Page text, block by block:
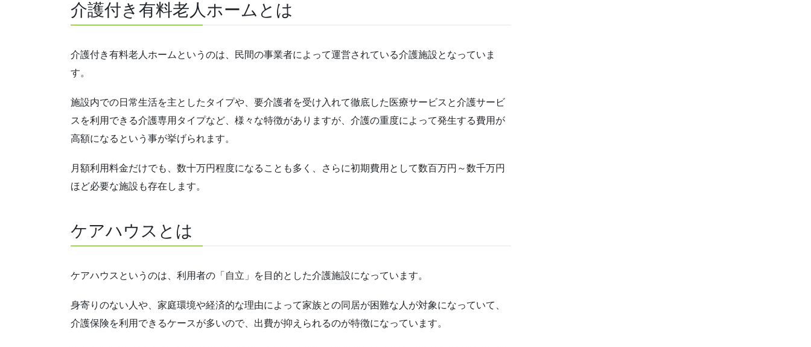
介護付き有料老人ホームとは
介護付き有料老人ホームというのは、民間の事業者によって運営されている介護施設となっていま
す。
施設内での日常生活を主としたタイプや、要介護者を受け入れて徹底した医療サービスと介護サービ
スを利用できる介護専用タイプなど、様々な特徴がありますが、介護の重度によって発生する費用が
高額になるという事が挙げられます。
月額利用料金だけでも、数十万円程度になることも多く、さらに初期費用として数百万円～数千万円
ほど必要な施設も存在します。
ケアハウスとは
ケアハウスというのは、利用者の「自立」を目的とした介護施設になっています。
身寄りのない人や、家庭環境や経済的な理由によって家族との同居が困難な人が対象になっていて、
介護保険を利用できるケースが多いので、出費が抑えられるのが特徴になっています。